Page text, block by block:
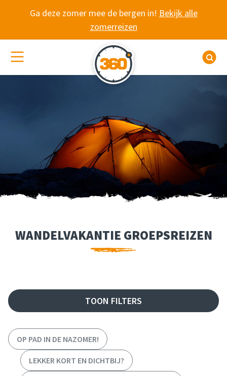
Ga deze zomer mee de bergen in! Bekijk alle
zomerreizen
(De)activeer site navigatie
WANDELVAKANTIE
WANDELVAKANTIE GROEPSREIZEN
TOON FILTERS
OP PAD IN DE NAZOMER!
LEKKER KORT EN DICHTBIJ?